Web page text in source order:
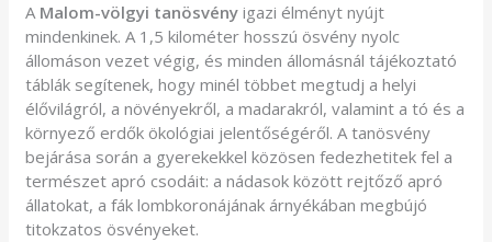
A Malom-völgyi tanösvény igazi élményt nyújt
mindenkinek. A 1,5 kilométer hosszú ösvény nyolc
állomáson vezet végig, és minden állomásnál tájékoztató
táblák segítenek, hogy minél többet megtudj a helyi
élővilágról, a növényekről, a madarakról, valamint a tó és a
környező erdők ökológiai jelentőségéről. A tanösvény
bejárása során a gyerekekkel közösen fedezhetitek fel a
természet apró csodáit: a nádasok között rejtőző apró
állatokat, a fák lombkoronájának árnyékában megbújó
titokzatos ösvényeket.